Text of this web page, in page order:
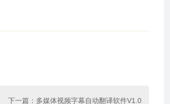
下一篇： 多媒体视频字幕自动翻译软件V1.0